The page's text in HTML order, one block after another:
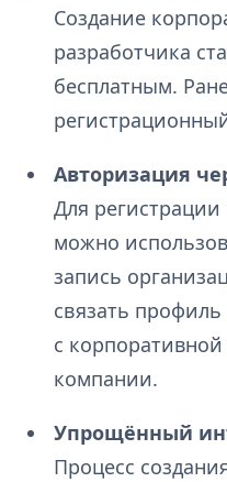
Создание
разработчика
бесплатным.
Авторизация
Для регистрации
можно
запись
связать
с
компании.
Упрощённый
Процесс